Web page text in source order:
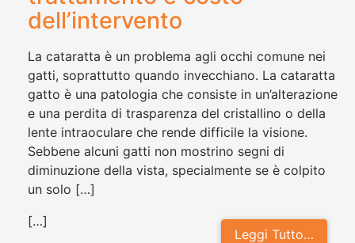
dell’intervento
La cataratta è un problema agli occhi comune nei
gatti, soprattutto quando invecchiano. La cataratta
gatto è una patologia che consiste in un’alterazione
e una perdita di trasparenza del cristallino o della
lente intraoculare che rende difficile la visione.
Sebbene alcuni gatti non mostrino segni di
diminuzione della vista, specialmente se è colpito
un solo […]
Leggi Tutto…
[…]